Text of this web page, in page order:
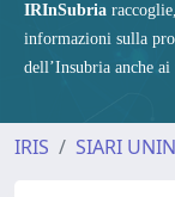
IRInSubria
informazioni sulla
dell’Insubria anche
IRIS SIARI